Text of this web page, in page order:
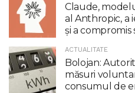
Claude,
al Anthropic, a
şi a
ACTUALITATE
Bolojan:
măsuri
consumul de